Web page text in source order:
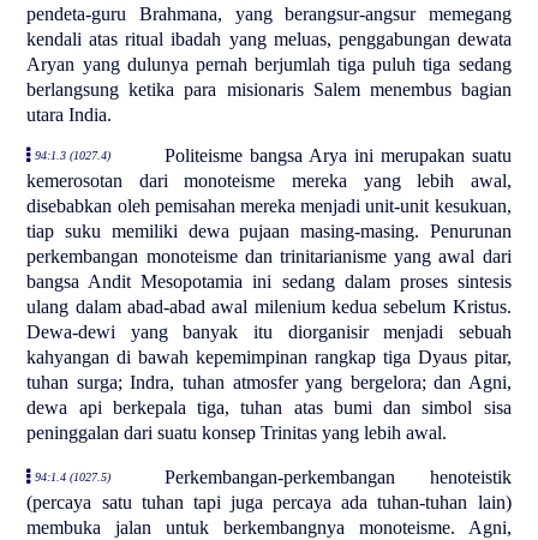
pendeta-guru Brahmana, yang berangsur-angsur memegang
kendali atas ritual ibadah yang meluas, penggabungan dewata
Aryan yang dulunya pernah berjumlah tiga puluh tiga sedang
berlangsung ketika para misionaris Salem menembus bagian
utara India.
94:1.3 (1027.4)
Politeisme bangsa Arya ini merupakan suatu
kemerosotan dari monoteisme mereka yang lebih awal,
disebabkan oleh pemisahan mereka menjadi unit-unit kesukuan,
tiap suku memiliki dewa pujaan masing-masing. Penurunan
perkembangan monoteisme dan trinitarianisme yang awal dari
bangsa Andit Mesopotamia ini sedang dalam proses sintesis
ulang dalam abad-abad awal milenium kedua sebelum Kristus.
Dewa-dewi yang banyak itu diorganisir menjadi sebuah
kahyangan di bawah kepemimpinan rangkap tiga Dyaus pitar,
tuhan surga; Indra, tuhan atmosfer yang bergelora; dan Agni,
dewa api berkepala tiga, tuhan atas bumi dan simbol sisa
peninggalan dari suatu konsep Trinitas yang lebih awal.
94:1.4 (1027.5)
Perkembangan-perkembangan henoteistik
(percaya satu tuhan tapi juga percaya ada tuhan-tuhan lain)
membuka jalan untuk berkembangnya monoteisme. Agni,